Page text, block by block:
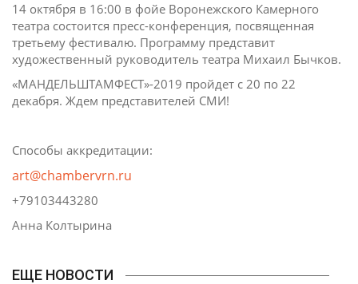
14 октября в 16:00 в фойе Воронежского Камерного
театра состоится пресс-конференция, посвященная
третьему фестивалю. Программу представит
художественный руководитель театра Михаил Бычков.
«МАНДЕЛЬШТАМФЕСТ»-2019 пройдет с 20 по 22
декабря. Ждем представителей СМИ!
Способы аккредитации:
art@chambervrn.ru
+79103443280
Анна Колтырина
ЕЩЕ НОВОСТИ